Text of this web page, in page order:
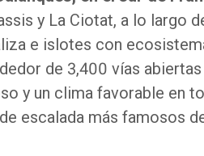
y La Ciotat, a lo largo
e islotes con
de 3,400 vías
y un clima favorable en
escalada más famosos